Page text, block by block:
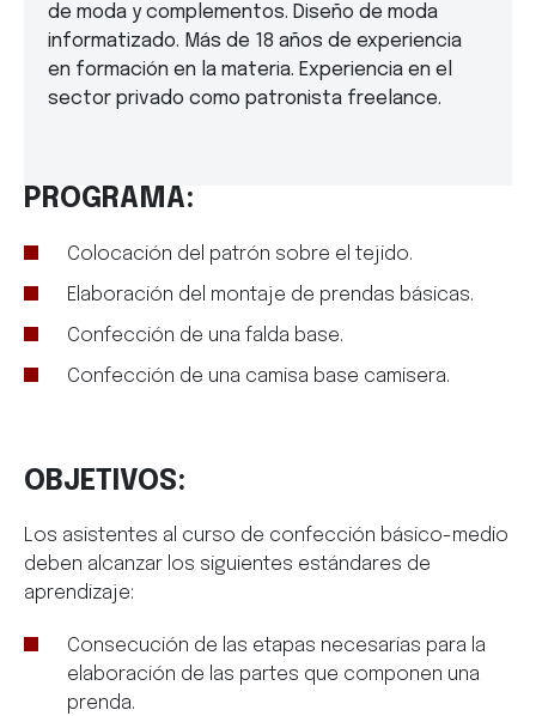
de moda y complementos. Diseño de moda
informatizado. Más de 18 años de experiencia
en formación en la materia. Experiencia en el
sector privado como patronista freelance.
PROGRAMA:
Colocación del patrón sobre el tejido.
Elaboración del montaje de prendas básicas.
Confección de una falda base.
Confección de una camisa base camisera.
OBJETIVOS:
Los asistentes al curso de confección básico-medio
deben alcanzar los siguientes estándares de
aprendizaje:
Consecución de las etapas necesarias para la
elaboración de las partes que componen una
prenda.